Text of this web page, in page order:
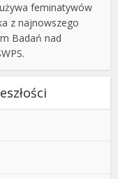
feminatywów
z najnowszego
Badań nad